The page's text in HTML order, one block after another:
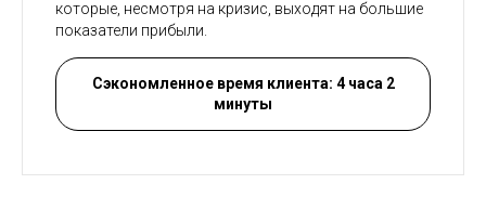
которые, несмотря на кризис, выходят на большие
показатели прибыли.
Сэкономленное время клиента: 4 часа 2
минуты